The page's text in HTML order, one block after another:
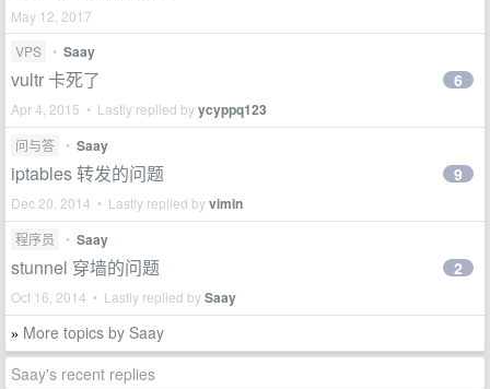
May 12, 2017
VPS
• Saay
vultr 卡死了
Apr 4, 2015 • Lastly replied byycyppq123
6
问与答 • Saay
iptables 转发的问题
Dec 20, 2014 • Lastly replied byvimin
9
程序员 • Saay
stunnel 穿墙的问题
Oct 16, 2014 • Lastly replied bySaay
2
» More topics by Saay
Saay's recent replies